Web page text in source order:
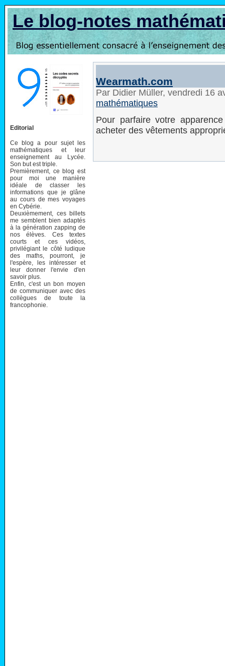
Le blog-notes
Editorial
Ce blog a pour sujet les
mathématiques et leur
enseignement au Lycée.
Son but est triple.
Premièrement, ce blog est
pour moi une manière
idéale de classer les
informations que je glâne
au cours de mes voyages
en Cybérie.
Deuxièmement, ces billets
me semblent bien adaptés
à la génération zapping de
nos élèves. Ces textes
courts et ces vidéos,
privilégiant le côté ludique
des maths, pourront, je
l'espère, les intéresser et
leur donner l'envie d'en
savoir plus.
Enfin, c'est un bon moyen
de communiquer avec des
collègues de toute la
francophonie.
Wearmath.com
Par Didier Müller, vendredi 16
mathématiques
Pour parfaire votre
acheter des vêtements